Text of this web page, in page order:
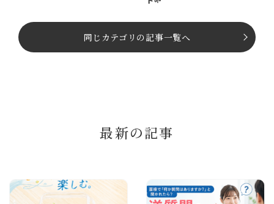
同じカテゴリの記事⼀覧へ
最新の記事